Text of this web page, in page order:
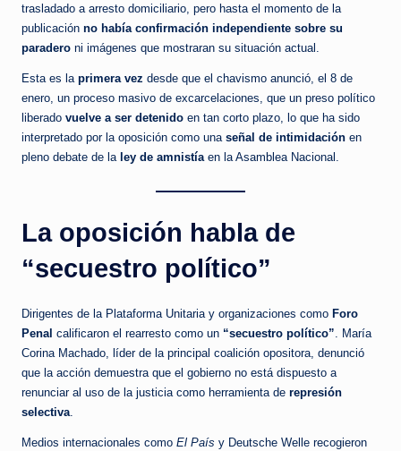
trasladado a arresto domiciliario, pero hasta el momento de la
publicación no había confirmación independiente sobre su
paradero ni imágenes que mostraran su situación actual.
Esta es la primera vez desde que el chavismo anunció, el 8 de
enero, un proceso masivo de excarcelaciones, que un preso político
liberado vuelve a ser detenido en tan corto plazo, lo que ha sido
interpretado por la oposición como una señal de intimidación en
pleno debate de la ley de amnistíaen la Asamblea Nacional.
La oposición habla de
“secuestro político”
Dirigentes de la Plataforma Unitaria y organizaciones como Foro
Penal calificaron el rearresto como un “secuestro político”. María
Corina Machado, líder de la principal coalición opositora, denunció
que la acción demuestra que el gobierno no está dispuesto a
renunciar al uso de la justicia como herramienta de represión
selectiva.
Medios internacionales como El País y Deutsche Welle recogieron